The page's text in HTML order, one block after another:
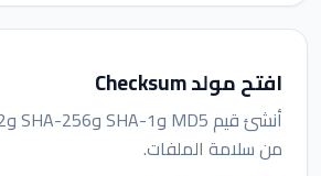
افتح مولد Checksum
من سلامة الملفات.